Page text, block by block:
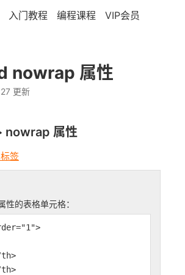
入门教程 编程课程 VIP会员
nowrap 属性
更新
nowrap 属性
签
的表格单元格：
th>
th>